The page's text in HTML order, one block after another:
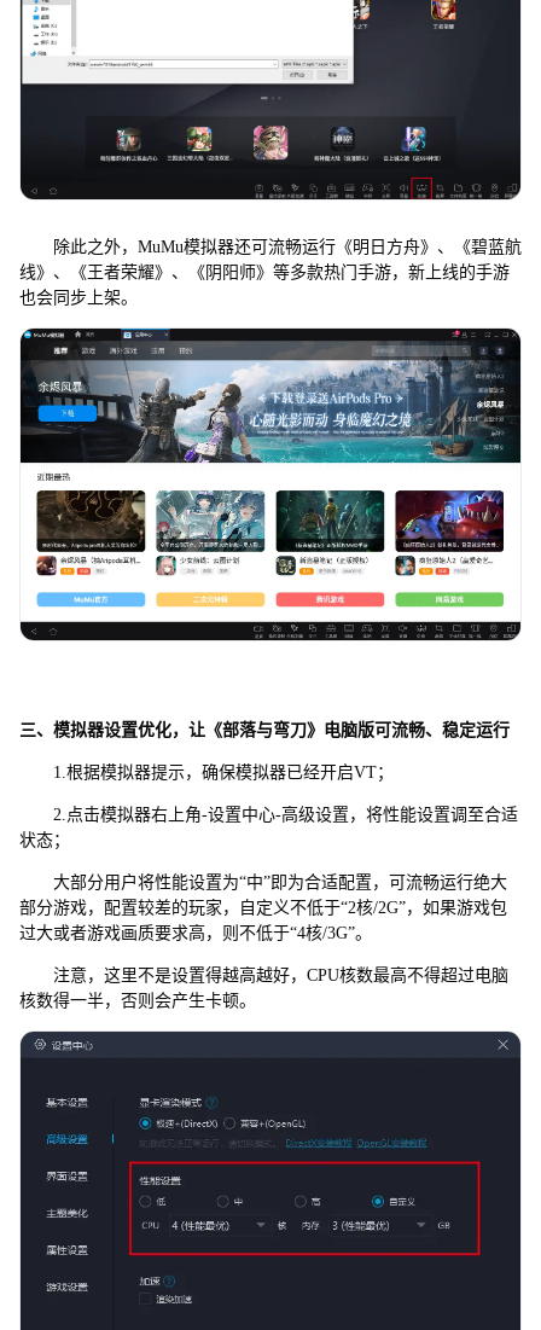
除此之外，MuMu模拟器还可流畅运行《明日方舟》、《碧蓝航
线》、《王者荣耀》、《阴阳师》等多款热门手游，新上线的手游
也会同步上架。
三、模拟器设置优化，让《部落与弯刀》电脑版可流畅、稳定运行
1.根据模拟器提示，确保模拟器已经开启VT；
2.点击模拟器右上角-设置中心-高级设置，将性能设置调至合适
状态；
大部分用户将性能设置为“中”即为合适配置，可流畅运行绝大
部分游戏，配置较差的玩家，自定义不低于“2核/2G”，如果游戏包
过大或者游戏画质要求高，则不低于“4核/3G”。
注意，这里不是设置得越高越好，CPU核数最高不得超过电脑
核数得一半，否则会产生卡顿。